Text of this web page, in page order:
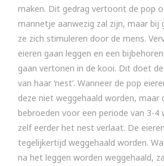
maken. Dit gedrag vertoont de pop
mannetje aanwezig zal zijn, maar bij
ze zich stimuleren door de mens.
eieren gaan leggen en een
gaan vertonen in de kooi. Dit doet
van haar ‘nest’. Wanneer de pop
deze niet weggehaald worden, maar
bebroeden voor een periode van 3-
zelf eerder het nest verlaat. De
tegelijkertijd weggehaald worden.
na het leggen worden weggehaald,